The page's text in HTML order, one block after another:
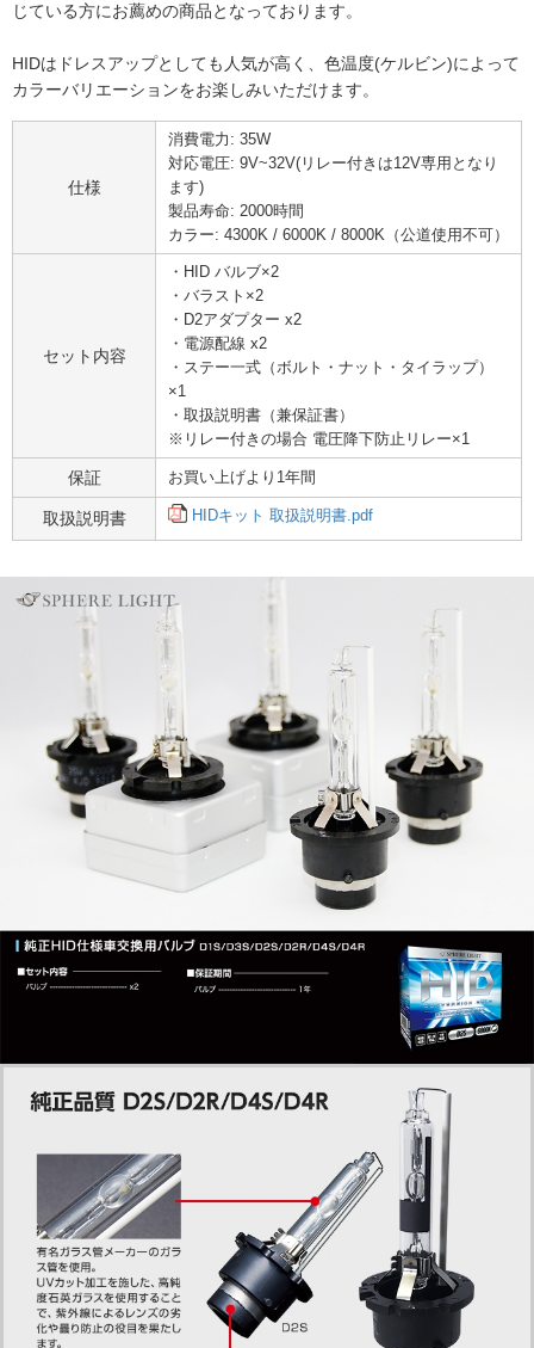
じている方にお薦めの商品となっております。
HIDはドレスアップとしても人気が高く、色温度(ケルビン)によって
カラーバリエーションをお楽しみいただけます。
仕様
消費電力: 35W
対応電圧: 9V~32V(リレー付きは12V専用となり
ます)
製品寿命: 2000時間
カラー: 4300K / 6000K / 8000K（公道使用不可）
セット内容
・HID バルブ×2
・バラスト×2
・D2アダプター x2
・電源配線 x2
・ステー一式（ボルト・ナット・タイラップ）
×1
・取扱説明書（兼保証書）
※リレー付きの場合 電圧降下防止リレー×1
保証 お買い上げより1年間
取扱説明書 HIDキット 取扱説明書.pdf